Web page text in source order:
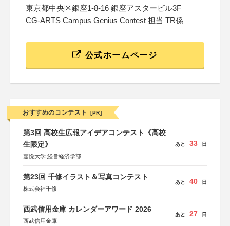
東京都中央区銀座1-8-16 銀座アスタービル3F
CG-ARTS Campus Genius Contest 担当 TR係
公式ホームページ
おすすめのコンテスト [PR]
第3回 高校生広報アイデアコンテスト《高校
生限定》
嘉悦大学 経営経済学部
あと 33 日
第23回 千修イラスト＆写真コンテスト
株式会社千修
あと 40 日
西武信用金庫 カレンダーアワード 2026
西武信用金庫
あと 27 日